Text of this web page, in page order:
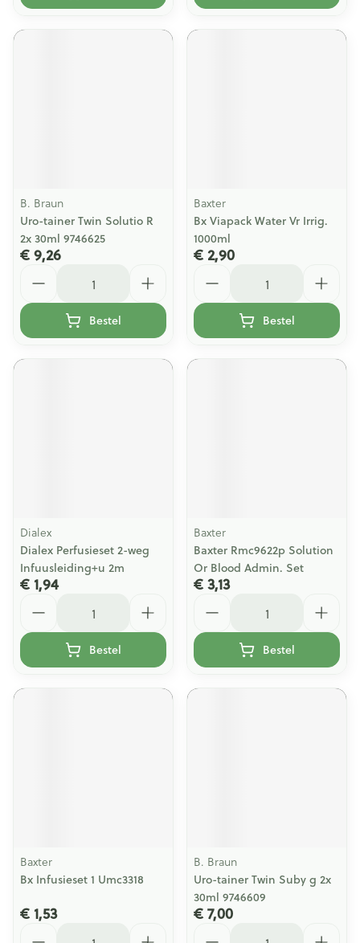
B. Braun
Uro-tainer Twin Solutio R
2x 30ml 9746625
€ 9,26
Bestel
Baxter
Bx Viapack Water Vr Irrig.
1000ml
€ 2,90
Bestel
Dialex
Dialex Perfusieset 2-weg
Infuusleiding+u 2m
€ 1,94
Bestel
Baxter
Baxter Rmc9622p Solution
Or Blood Admin. Set
€ 3,13
Bestel
Baxter
Bx Infusieset 1 Umc3318
€ 1,53
B. Braun
Uro-tainer Twin Suby g 2x
30ml 9746609
€ 7,00